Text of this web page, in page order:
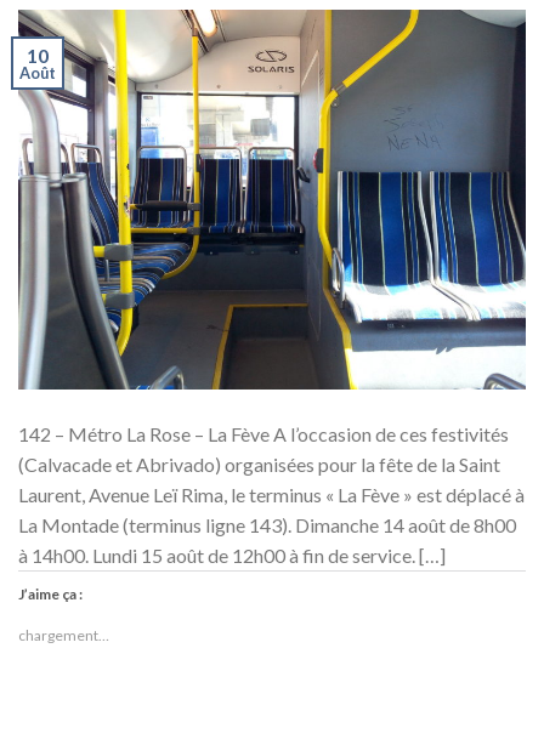
10
Août
142 – Métro La Rose – La Fève A l’occasion de ces festivités
(Calvacade et Abrivado) organisées pour la fête de la Saint
Laurent, Avenue Leï Rima, le terminus « La Fève » est déplacé à
La Montade (terminus ligne 143). Dimanche 14 août de 8h00
à 14h00. Lundi 15 août de 12h00 à fin de service. […]
J’aime ça :
chargement…